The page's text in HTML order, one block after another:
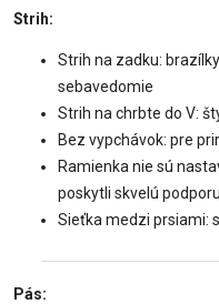
Strih:
Strih na zadku:
sebavedomie
Strih na chrbte do V:
Bez vypchávok: pre
Ramienka nie sú
poskytli skvelú
Sieťka medzi prsiami:
Pás: